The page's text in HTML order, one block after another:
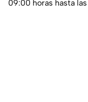
09:00 horas hasta